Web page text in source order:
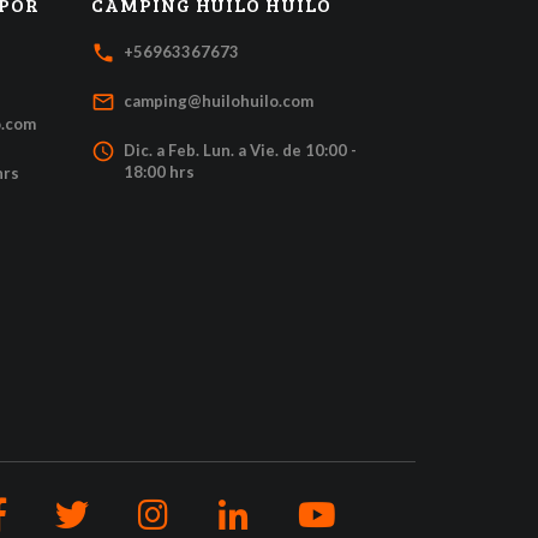
local_phone +56963367673
mail_outline camping@huilohuilo.com
access_time Dic. a Feb. Lun. a Vie. de 10:00 -
18:00 hrs